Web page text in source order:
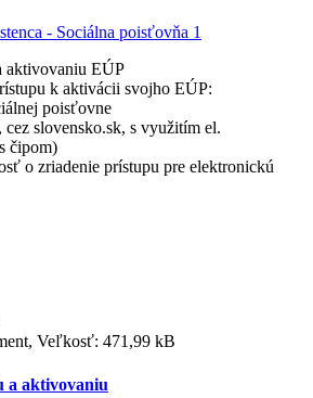
aktivovaniu EÚP
k aktivácii svojho EÚP:
poisťovne
slovensko.sk, s využitím el.
čipom)
o zriadenie prístupu pre elektronickú
Veľkosť: 471,99 kB
a aktivovaniu